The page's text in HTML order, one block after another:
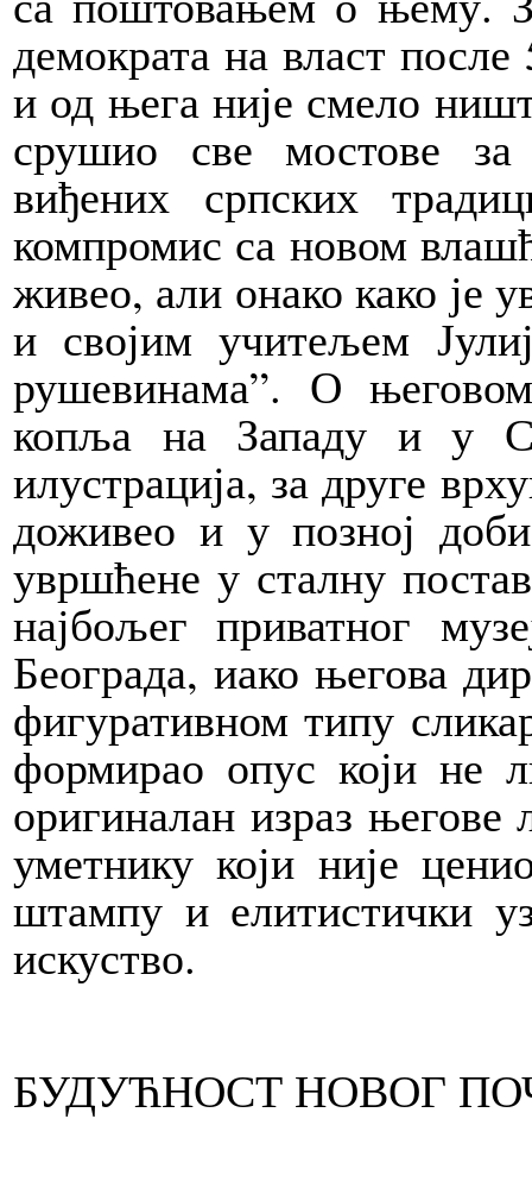
демократа на власт
и од њега није смело
срушио све мостове
виђених српских
компромис са новом
живео, али онако како је
и својим учитељем
рушевинама”. О
копља на Западу и у
илустрација, за друге
доживео и у позној
увршћене у сталну
најбољег приватног
Београда, иако његова
фигуративном типу
формирао опус који не
оригиналан израз
уметнику који није
штампу и елитистички
искуство.
БУДУЋНОСТ НОВОГ